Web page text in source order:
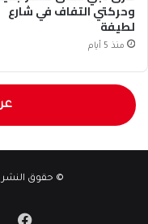
وحركتي التفاف في شارع
لطيفة
منذ 5 أيام
© حقوق النشر 2026، جميع الحقوق محفوظة